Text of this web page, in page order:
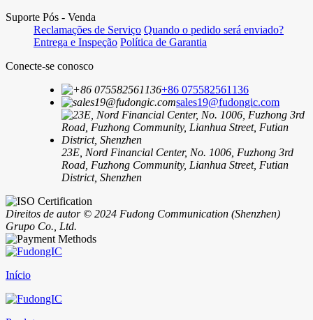
Suporte Pós - Venda
Reclamações de Serviço Quando o pedido será enviado?
Entrega e Inspeção Política de Garantia
Conecte-se conosco
+86 075582561136
sales19@fudongic.com
23E, Nord Financial Center, No. 1006, Fuzhong 3rd
Road, Fuzhong Community, Lianhua Street, Futian
District, Shenzhen
Direitos de autor © 2024 Fudong Communication (Shenzhen)
Grupo Co., Ltd.
Início